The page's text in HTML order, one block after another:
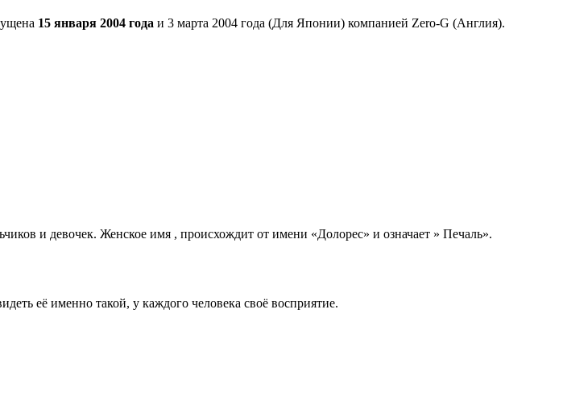
15 января 2004 года и 3 марта 2004 года (Для Японии) компанией Zero-G (Англия).
и девочек. Женское имя , происхождит от имени «Долорес» и означает » Печаль».
её именно такой, у каждого человека своё восприятие.